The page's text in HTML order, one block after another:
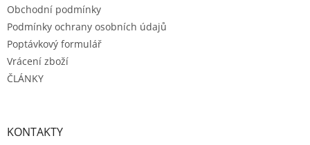
Obchodní podmínky
Podmínky ochrany osobních údajů
Poptávkový formulář
Vrácení zboží
ČLÁNKY
KONTAKTY